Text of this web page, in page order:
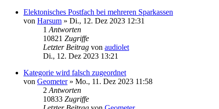
Elektonisches Postfach bei mehreren Sparkassen
von Harsum » Di., 12. Dez 2023 12:31
1 Antworten
10821 Zugriffe
Letzter Beitrag von audiolet
Di., 12. Dez 2023 13:21
Kategorie wird falsch zugeordnet
von Geometer» Mo., 11. Dez 2023 11:58
2 Antworten
10833 Zugriffe